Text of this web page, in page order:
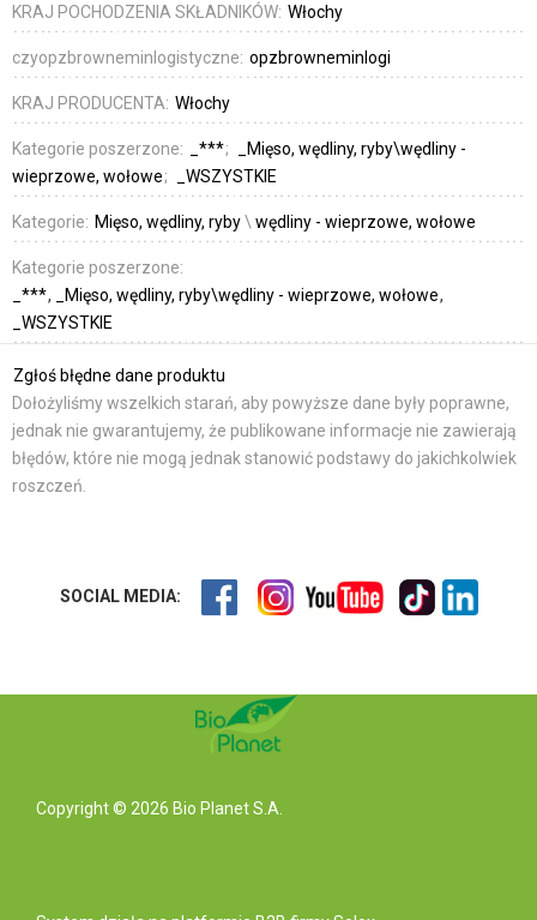
KRAJ POCHODZENIA SKŁADNIKÓW: Włochy
czyopzbrowneminlogistyczne: opzbrowneminlogi
KRAJ PRODUCENTA: Włochy
Kategorie poszerzone: _***
_Mięso, wędliny, ryby\wędliny -
wieprzowe, wołowe
_WSZYSTKIE
Kategorie: Mięso, wędliny, ryby\ wędliny - wieprzowe, wołowe
Kategorie poszerzone:
_***
_Mięso, wędliny, ryby\wędliny - wieprzowe, wołowe
_WSZYSTKIE
Zgłoś błędne dane produktu
Dołożyliśmy wszelkich starań, aby powyższe dane były poprawne,
jednak nie gwarantujemy, że publikowane informacje nie zawierają
błędów, które nie mogą jednak stanowić podstawy do jakichkolwiek
roszczeń.
SOCIAL MEDIA:
Copyright © 2026 Bio Planet S.A.